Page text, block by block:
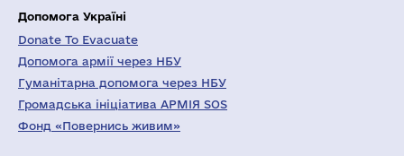
Допомога Україні
Donate To Evacuate
Допомога армії через НБУ
Гуманітарна допомога через НБУ
Громадська ініціатива АРМІЯ SOS
Фонд «Повернись живим»